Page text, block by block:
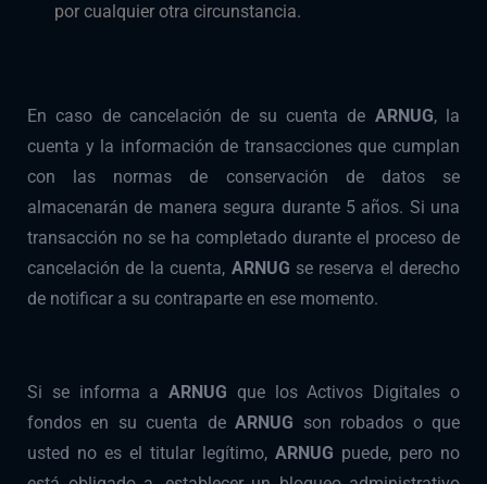
por cualquier otra circunstancia.
En caso de cancelación de su cuenta de ARNUG, la
cuenta y la información de transacciones que cumplan
con las normas de conservación de datos se
almacenarán de manera segura durante 5 años. Si una
transacción no se ha completado durante el proceso de
cancelación de la cuenta, ARNUG se reserva el derecho
de notificar a su contraparte en ese momento.
Si se informa aARNUG que los Activos Digitales o
fondos en su cuenta deARNUG son robados o que
usted no es el titular legítimo, ARNUG puede, pero no